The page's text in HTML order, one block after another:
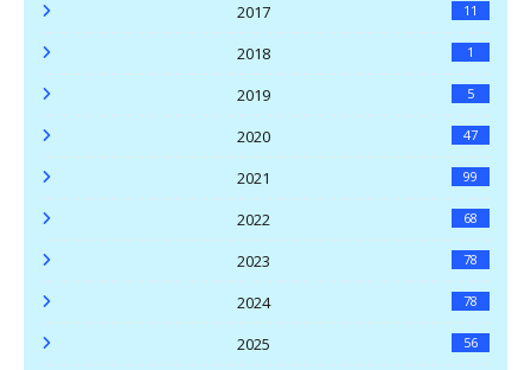
2017 11
2018 1
2019 5
2020 47
2021 99
2022 68
2023 78
2024 78
2025 56